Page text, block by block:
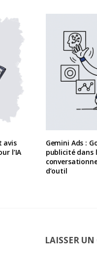
avis
l’IA
Gemini Ads :
publicité dans
d’outil
LAISSER